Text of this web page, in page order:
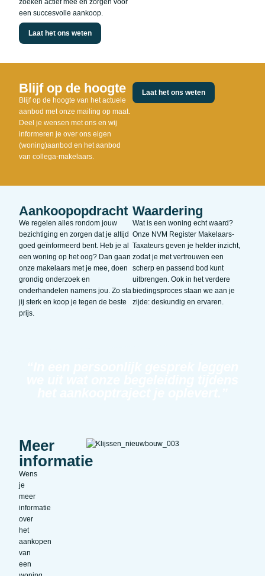
zoeken actief mee en zorgen voor
een succesvolle aankoop.
Laat het ons weten
Blijf op de hoogte
Blijf op de hoogte van het actuele
aanbod met onze mailing op maat.
Deel je wensen met ons en wij
informeren je over ons eigen
(woning)aanbod en het aanbod
van collega-makelaars.
Laat het ons weten
Aankoopopdracht
We regelen alles rondom jouw
bezichtiging en zorgen dat je altijd
goed geïnformeerd bent. Heb je al
een woning op het oog? Dan gaan
onze makelaars met je mee, doen
grondig onderzoek en
onderhandelen namens jou. Zo sta
jij sterk en koop je tegen de beste
prijs.
Waardering
Wat is een woning echt waard?
Onze NVM Register Makelaars-
Taxateurs geven je helder inzicht,
zodat je met vertrouwen een
scherp en passend bod kunt
uitbrengen. Ook in het verdere
biedingsproces staan we aan je
zijde: deskundig en ervaren.
Meer
informatie
Wens
je
meer
informatie
over
het
aankopen
van
een